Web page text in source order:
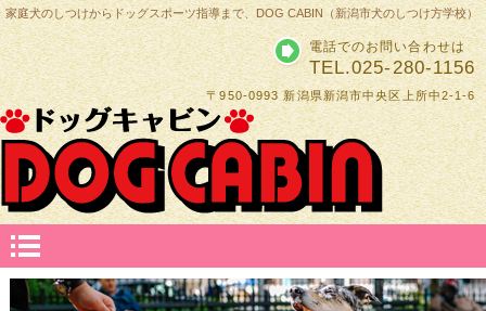
家庭犬のしつけからドッグスポーツ指導まで、DOG CABIN（新潟市犬のしつけ方学校）
電話でのお問い合わせは
TEL.025-280-1156
〒950-0993 新潟県新潟市中央区上所中2-1-6